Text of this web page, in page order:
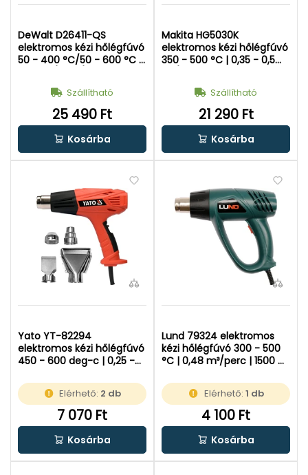
DeWalt D26411-QS
elektromos kézi hőlégfúvó
50 - 400 °C/50 - 600 °C |
m³/perc | 1800 W |
Kartondobozban
Szállítható
25 490 Ft
Kosárba
Makita HG5030K
elektromos kézi hőlégfúvó
350 - 500 °C | 0,35 - 0,5
Kofferben
Szállítható
21 290 Ft
Kosárba
Yato YT-82294
elektromos kézi hőlégfúvó
450 - 600 deg-c | 0,25 -
Kartondobozban
Elérhető: 2 db
7 070 Ft
Kosárba
Lund 79324 elektromos
kézi hőlégfúvó 300 - 500
°C | 0,48 m³/perc | 1500 W
Elérhető: 1 db
4 100 Ft
Kosárba